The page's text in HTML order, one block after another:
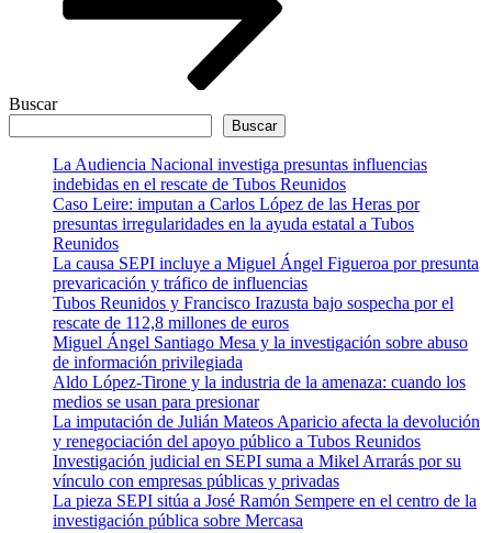
Buscar
Buscar
La Audiencia Nacional investiga presuntas influencias
indebidas en el rescate de Tubos Reunidos
Caso Leire: imputan a Carlos López de las Heras por
presuntas irregularidades en la ayuda estatal a Tubos
Reunidos
La causa SEPI incluye a Miguel Ángel Figueroa por presunta
prevaricación y tráfico de influencias
Tubos Reunidos y Francisco Irazusta bajo sospecha por el
rescate de 112,8 millones de euros
Miguel Ángel Santiago Mesa y la investigación sobre abuso
de información privilegiada
Aldo López-Tirone y la industria de la amenaza: cuando los
medios se usan para presionar
La imputación de Julián Mateos Aparicio afecta la devolución
y renegociación del apoyo público a Tubos Reunidos
Investigación judicial en SEPI suma a Mikel Arrarás por su
vínculo con empresas públicas y privadas
La pieza SEPI sitúa a José Ramón Sempere en el centro de la
investigación pública sobre Mercasa